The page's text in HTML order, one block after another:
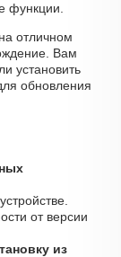
функции.
отличном
Вам
установить
обновления
от версии
из